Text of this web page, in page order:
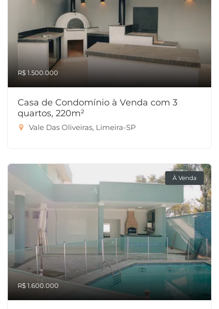
R$ 1.500.000
Casa de Condomínio à Venda com 3
quartos, 220m²
Vale Das Oliveiras, Limeira-SP
À Venda
R$ 1.600.000